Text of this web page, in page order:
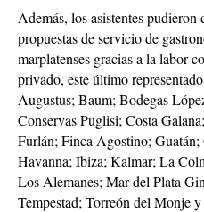
Además, los asistentes pudieron
propuestas de servicio de
marplatenses gracias a la labor
privado, este último
Augustus; Baum; Bodegas
Conservas Puglisi; Costa
Furlán; Finca Agostino;
Havanna; Ibiza; Kalmar; La
Los Alemanes; Mar del Plata
Tempestad; Torreón del Monje